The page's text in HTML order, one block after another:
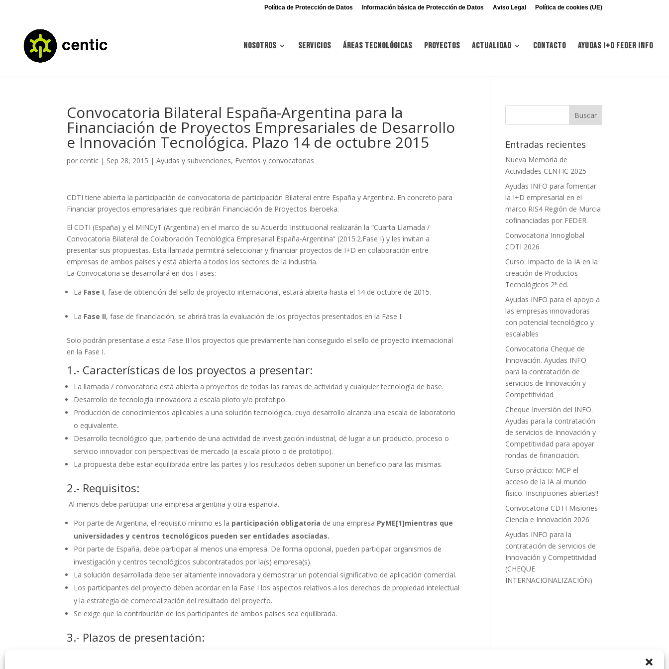
Política de Protección de Datos Información básica de Protección de Datos Aviso Legal Política de cookies (UE)
Nosotros Servicios Áreas tecnológicas Proyectos Actualidad Contacto Ayudas I+d FEDER INFO
Convocatoria Bilateral España-Argentina para la
Financiación de Proyectos Empresariales de Desarrollo
e Innovación Tecnológica. Plazo 14 de octubre 2015
por centic | Sep 28, 2015 |Ayudas y subvenciones, Eventos y convocatorias
CDTI tiene abierta la participación de convocatoria de participación Bilateral entre España y Argentina. En concreto para
Financiar proyectos empresariales que recibirán Financiación de Proyectos Iberoeka.
El CDTI (España) y el MINCyT (Argentina) en el marco de su Acuerdo Institucional realizarán la “Cuarta Llamada /
Convocatoria Bilateral de Colaboración Tecnológica Empresarial España-Argentina” (2015.2.Fase I) y les invitan a
presentar sus propuestas. Esta llamada permitirá seleccionar y financiar proyectos de I+D en colaboración entre
empresas de ambos países y está abierta a todos los sectores de la industria.
La Convocatoria se desarrollará en dos Fases:
La Fase I, fase de obtención del sello de proyecto internacional, estará abierta hasta el 14 de octubre de 2015.
La Fase II, fase de financiación, se abrirá tras la evaluación de los proyectos presentados en la Fase I.
Solo podrán presentase a esta Fase II los proyectos que previamente han conseguido el sello de proyecto internacional
en la Fase I.
1.- Características de los proyectos a presentar:
La llamada / convocatoria está abierta a proyectos de todas las ramas de actividad y cualquier tecnología de base.
Desarrollo de tecnología innovadora a escala piloto y/o prototipo.
Producción de conocimientos aplicables a una solución tecnológica, cuyo desarrollo alcanza una escala de laboratorio
o equivalente.
Desarrollo tecnológico que, partiendo de una actividad de investigación industrial, dé lugar a un producto, proceso o
servicio innovador con perspectivas de mercado (a escala piloto o de prototipo).
La propuesta debe estar equilibrada entre las partes y los resultados deben suponer un beneficio para las mismas.
2.- Requisitos:
Al menos debe participar una empresa argentina y otra española.
Por parte de Argentina, el requisito mínimo es la participación obligatoria de una empresa PyME[1]mientras que
universidades y centros tecnológicos pueden ser entidades asociadas.
Por parte de España, debe participar al menos una empresa. De forma opcional, pueden participar organismos de
investigación y centros tecnológicos subcontratados por la(s) empresa(s).
La solución desarrollada debe ser altamente innovadora y demostrar un potencial significativo de aplicación comercial.
Los participantes del proyecto deben acordar en la Fase I los aspectos relativos a los derechos de propiedad intelectual
y la estrategia de comercialización del resultado del proyecto.
Se exige que la contribución de los participantes de ambos países sea equilibrada.
3.- Plazos de presentación:
Entradas recientes
Nueva Memoria de
Actividades CENTIC 2025
Ayudas INFO para fomentar
la I+D empresarial en el
marco RIS4 Región de Murcia
cofinanciadas por FEDER.
Convocatoria Innoglobal
CDTI 2026
Curso: Impacto de la IA en la
creación de Productos
Tecnológicos 2ª ed.
Ayudas INFO para el apoyo a
las empresas innovadoras
con potencial tecnológico y
escalables
Convocatoria Cheque de
Innovación. Ayudas INFO
para la contratación de
servicios de Innovación y
Competitividad
Cheque Inversión del INFO.
Ayudas para la contratación
de servicios de Innovación y
Competitividad para apoyar
rondas de financiación.
Curso práctico: MCP el
acceso de la IA al mundo
físico. Inscripciones abiertas!!
Convocatoria CDTI Misiones
Ciencia e Innovación 2026
Ayudas INFO para la
contratación de servicios de
Innovación y Competitividad
(CHEQUE
INTERNACIONALIZACIÓN)